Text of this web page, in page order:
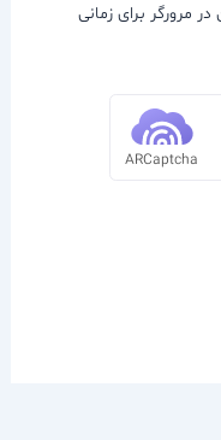
مرورگر برای زمانی
ARCaptcha